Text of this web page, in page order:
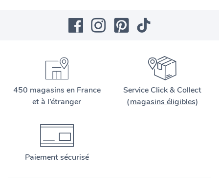
450 magasins en France
et à l’étranger
Service Click & Collect
(magasins éligibles)
Paiement sécurisé